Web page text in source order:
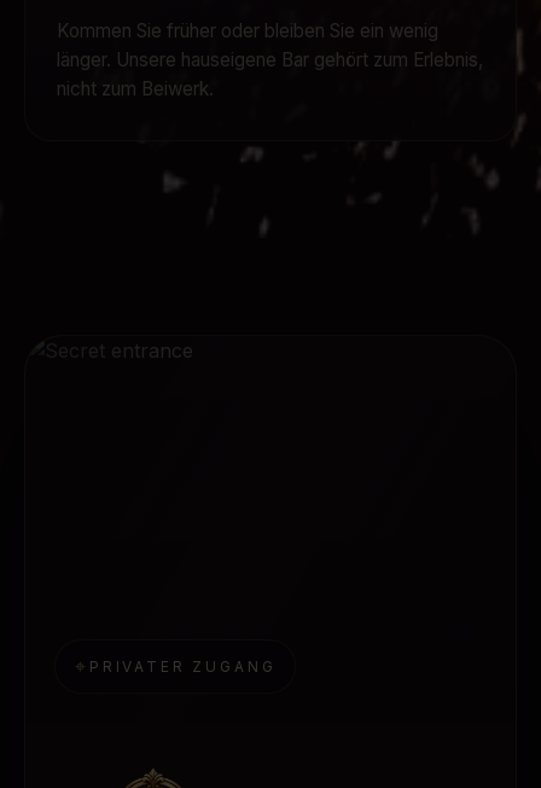
Kommen Sie früher oder bleiben Sie ein wenig
länger. Unsere hauseigene Bar gehört zum Erlebnis,
nicht zum Beiwerk.
⌖ PRIVATER ZUGANG